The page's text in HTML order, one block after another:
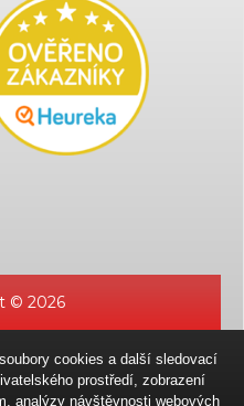
© 2026
cookies a další sledovací
prostředí, zobrazení
analýzy návštěvnosti webových